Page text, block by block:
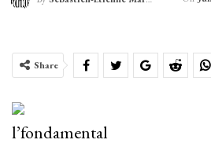
Share
l’fondamental